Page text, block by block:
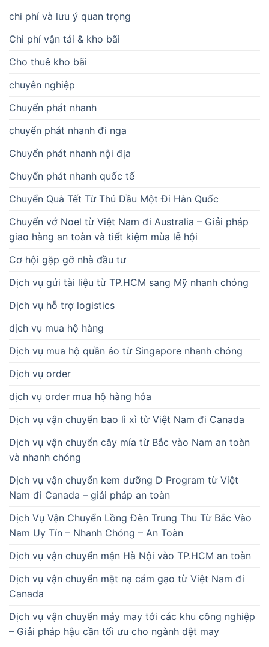
chi phí và lưu ý quan trọng
Chi phí vận tải & kho bãi
Cho thuê kho bãi
chuyên nghiệp
Chuyển phát nhanh
chuyển phát nhanh đi nga
Chuyển phát nhanh nội địa
Chuyển phát nhanh quốc tế
Chuyển Quà Tết Từ Thủ Dầu Một Đi Hàn Quốc
Chuyển vớ Noel từ Việt Nam đi Australia – Giải pháp
giao hàng an toàn và tiết kiệm mùa lễ hội
Cơ hội gặp gỡ nhà đầu tư
Dịch vụ gửi tài liệu từ TP.HCM sang Mỹ nhanh chóng
Dịch vụ hỗ trợ logistics
dịch vụ mua hộ hàng
Dịch vụ mua hộ quần áo từ Singapore nhanh chóng
Dịch vụ order
dịch vụ order mua hộ hàng hóa
Dịch vụ vận chuyển bao lì xì từ Việt Nam đi Canada
Dịch vụ vận chuyển cây mía từ Bắc vào Nam an toàn
và nhanh chóng
Dịch vụ vận chuyển kem dưỡng D Program từ Việt
Nam đi Canada – giải pháp an toàn
Dịch Vụ Vận Chuyển Lồng Đèn Trung Thu Từ Bắc Vào
Nam Uy Tín – Nhanh Chóng – An Toàn
Dịch vụ vận chuyển mận Hà Nội vào TP.HCM an toàn
Dịch vụ vận chuyển mặt nạ cám gạo từ Việt Nam đi
Canada
Dịch vụ vận chuyển máy may tới các khu công nghiệp
– Giải pháp hậu cần tối ưu cho ngành dệt may